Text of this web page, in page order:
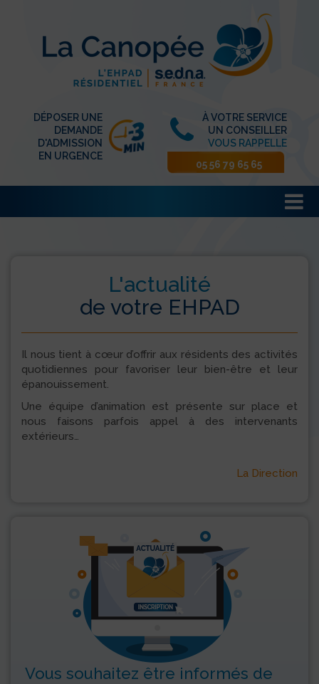
DÉPOSER UNE
DEMANDE
D'ADMISSION
EN URGENCE
À VOTRE SERVICE
UN CONSEILLER
VOUS RAPPELLE
05 56 79 65 65
L'actualité
de votre EHPAD
Il nous tient à cœur d’offrir aux résidents des activités
quotidiennes pour favoriser leur bien-être et leur
épanouissement.
Une équipe d’animation est présente sur place et
nous faisons parfois appel à des intervenants
extérieurs…
La Direction
Vous souhaitez être informés de